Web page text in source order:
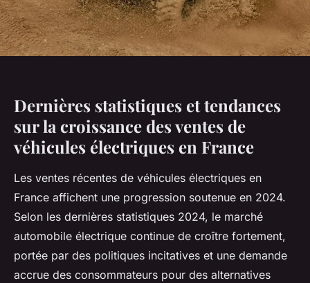
Dernières statistiques et tendances
sur la croissance des ventes de
véhicules électriques en France
Les ventes récentes de véhicules électriques en
France affichent une progression soutenue en 2024.
Selon les dernières statistiques 2024, le marché
automobile électrique continue de croître fortement,
portée par des politiques incitatives et une demande
accrue des consommateurs pour des alternatives